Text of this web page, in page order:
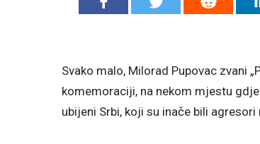
Svako malo, Milorad Pupovac zvani
komemoraciji, na nekom mjestu
ubijeni Srbi, koji su inače bili agresori